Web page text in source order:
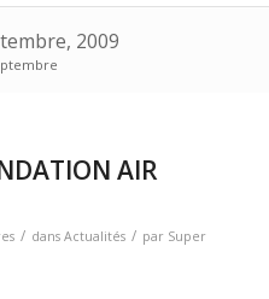
2009
AIR
/ dans Actualités / par Super